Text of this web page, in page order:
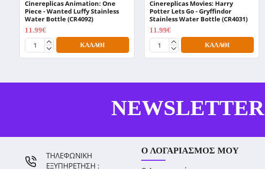
Cinereplicas Animation: One
Piece - Wanted Luffy Stainless
Water Bottle (CR4092)
11.99€
ΚΑΛΆΘΙ
Cinereplicas Movies: Harry
Potter Lets Go - Gryffindor
Stainless Water Bottle (CR4031)
11.99€
ΚΑΛΆΘΙ
NEWSLETTER
ΤΗΛΕΦΩΝΙΚΗ
ΕΞΥΠΗΡΕΤΗΣΗ :
Ο ΛΟΓΑΡΙΑΣΜΌΣ ΜΟΥ